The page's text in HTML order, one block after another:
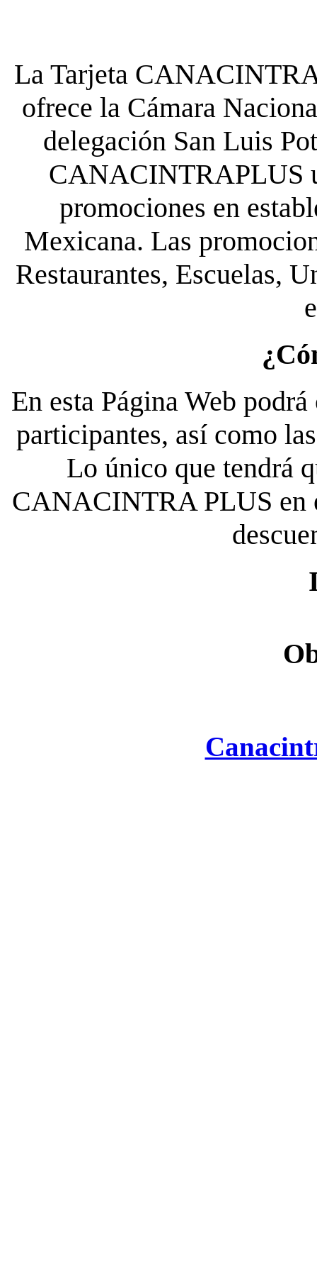
La Tarjeta
ofrece la Cámara
delegación San Luis
CANACINTRAPLUS
promociones en
Mexicana. Las
Restaurantes, Escuelas,
En esta Página Web
participantes, así como
Lo único que tendrá
CANACINTRA PLUS en